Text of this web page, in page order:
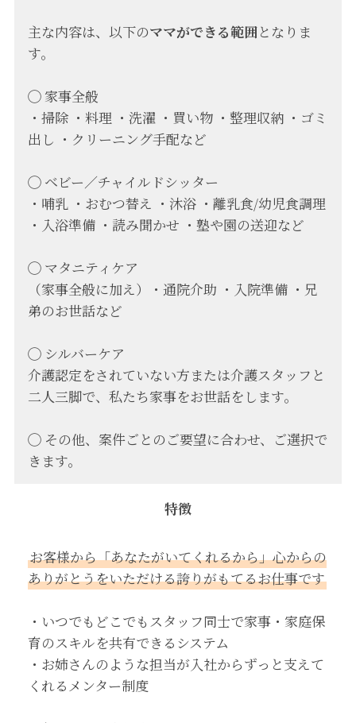
主な内容は、以下のママができる範囲となりま
す。
◯ 家事全般
・掃除 ・料理 ・洗濯 ・買い物 ・整理収納 ・ゴミ
出し ・クリーニング手配など
◯ ベビー／チャイルドシッター
・哺乳 ・おむつ替え ・沐浴 ・離乳食/幼児食調理
・入浴準備 ・読み聞かせ ・塾や園の送迎など
◯ マタニティケア
（家事全般に加え）・通院介助 ・入院準備 ・兄
弟のお世話など
◯ シルバーケア
介護認定をされていない方または介護スタッフと
二人三脚で、私たち家事をお世話をします。
◯ その他、案件ごとのご要望に合わせ、ご選択で
きます。
特徴
お客様から「あなたがいてくれるから」心からの
ありがとうをいただける誇りがもてるお仕事です
・いつでもどこでもスタッフ同士で家事・家庭保
育のスキルを共有できるシステム
・お姉さんのような担当が入社からずっと支えて
くれるメンター制度